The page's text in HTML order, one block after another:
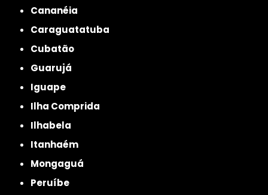
Cananéia
Caraguatatuba
Cubatão
Guarujá
Iguape
Ilha Comprida
Ilhabela
Itanhaém
Mongaguá
Peruíbe